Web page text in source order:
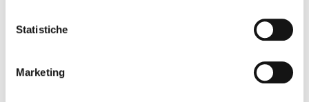
Statistiche
Marketing
tiranteria